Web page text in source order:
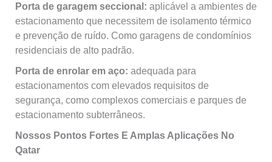
Porta de garagem seccional: aplicável a ambientes de
estacionamento que necessitem de isolamento térmico
e prevenção de ruído. Como garagens de condomínios
residenciais de alto padrão.
Porta de enrolar em aço: adequada para
estacionamentos com elevados requisitos de
segurança, como complexos comerciais e parques de
estacionamento subterrâneos.
Nossos Pontos Fortes E Amplas Aplicações No
Qatar